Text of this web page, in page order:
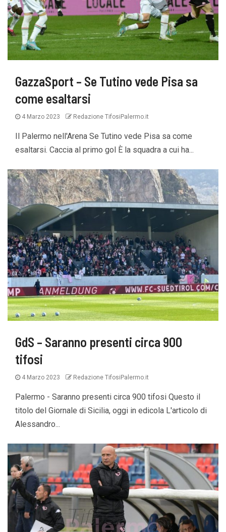
GazzaSport – Se Tutino vede Pisa sa
come esaltarsi
4 Marzo 2023 Redazione TifosiPalermo.it
Il Palermo nell'Arena Se Tutino vede Pisa sa come
esaltarsi. Caccia al primo gol È la squadra a cui ha...
GdS – Saranno presenti circa 900
tifosi
4 Marzo 2023 Redazione TifosiPalermo.it
Palermo - Saranno presenti circa 900 tifosi Questo il
titolo del Giornale di Sicilia, oggi in edicola L'articolo di
Alessandro...